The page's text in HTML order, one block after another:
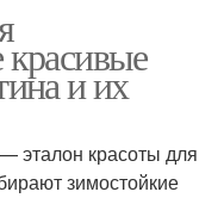
Неукрывные розы
Зимостойкие розы
и их
эталон красоты для
зимостойкие